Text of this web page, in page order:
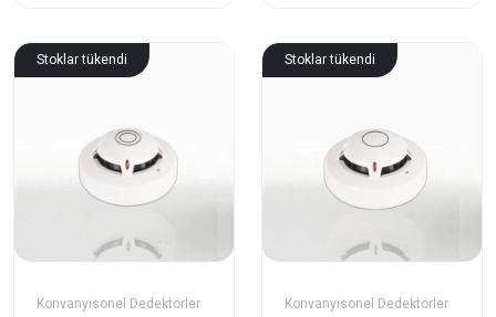
Stoklar tükendi
Konvanyisonel Dedektörler
Stoklar tükendi
Konvanyisonel Dedektörler